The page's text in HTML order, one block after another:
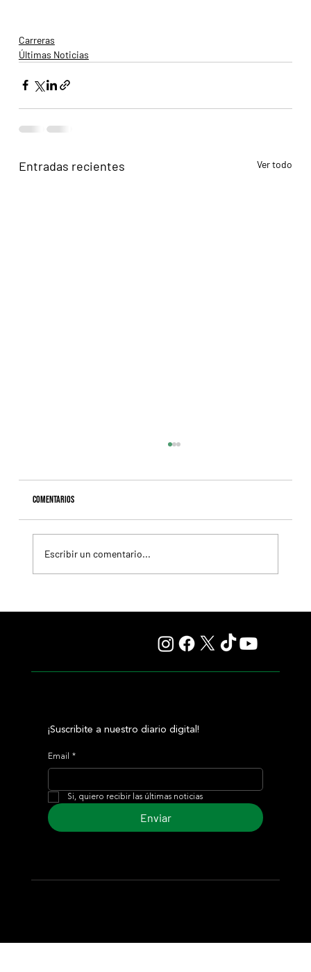
Carreras
Últimas Noticias
Entradas recientes Ver todo
Comentarios
Escribir un comentario...
¡Suscribite a nuestro diario digital!
Email *
Si, quiero recibir las últimas noticias
Enviar